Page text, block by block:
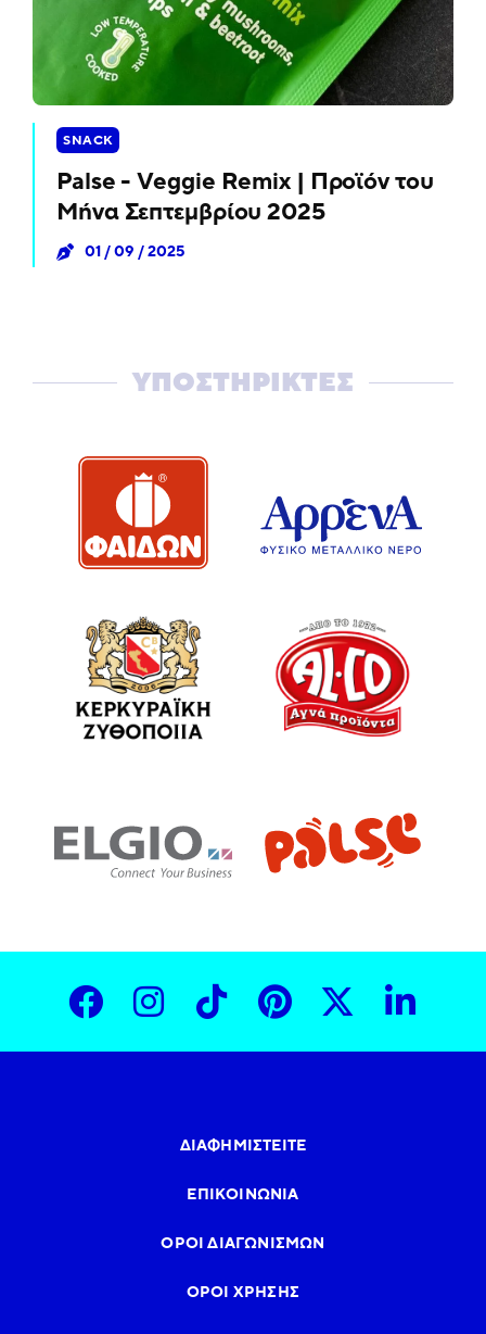
SNACK
Palse - Veggie Remix | Προϊόν του
Μήνα Σεπτεμβρίου 2025
01 / 09 / 2025
ΥΠΟΣΤΗΡΙΚΤΕΣ
ΔΙΑΦΗΜΙΣΤΕΊΤΕ
ΕΠΙΚΟΙΝΩΝΊΑ
ΌΡΟΙ ΔΙΑΓΩΝΙΣΜΏΝ
ΌΡΟΙ ΧΡΉΣΗΣ